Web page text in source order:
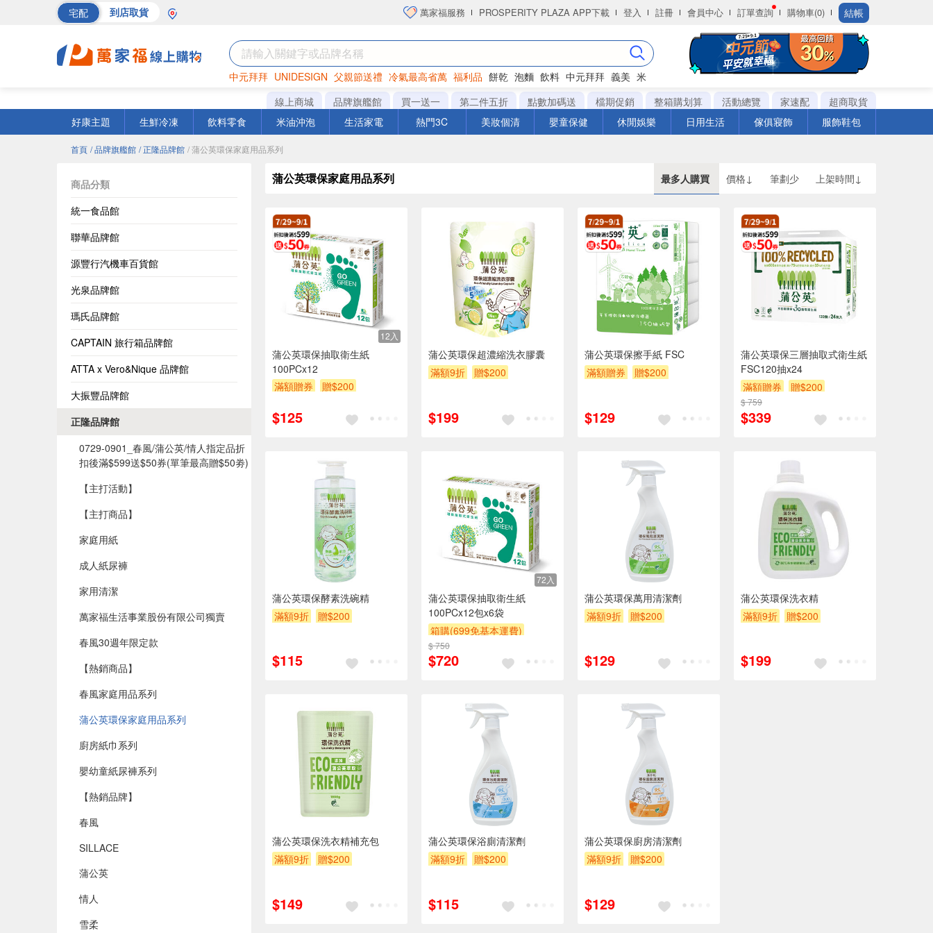
宅配 到店取貨 萬家福服務 PROSPERITY PLAZA APP下載 登入 註冊 會員中心 訂單查詢 購物車(0) 結帳
中元拜拜 UNIDESIGN 父親節送禮 冷氣最高省萬 福利品 餅乾 泡麵 飲料 中元拜拜 義美 米
罐頭 海苔 洋芋片
線上商城 品牌旗艦館 買一送一 第二件五折 點數加碼送 檔期促銷 整箱購划算 活動總覽 家速配
超商取貨
好康主題
生鮮冷凍 飲料零食 米油沖泡 生活家電 熱門3C 美妝個清 嬰童保健 休閒娛樂 日用生活 傢俱寢飾 服飾鞋包
首頁 / 品牌旗艦館 / 正隆品牌館 / 蒲公英環保家庭用品系列
商品分類
統一食品館
聯華品牌館
源豐行汽機車百貨館
光泉品牌館
瑪氏品牌館
CAPTAIN 旅行箱品牌館
ATTA x Vero&Nique 品牌館
大振豐品牌館
正隆品牌館
0729-0901_春風/蒲公英/情人指定品折
扣後滿$599送$50券(單筆最高贈$50劵)​
【主打活動】
【主打商品】
家庭用紙
成人紙尿褲
家用清潔
萬家福生活事業股份有限公司獨賣
春風30週年限定款
【熱銷商品】
春風家庭用品系列
蒲公英環保家庭用品系列
廚房紙巾系列
嬰幼童紙尿褲系列
【熱銷品牌】
春風
SILLACE
蒲公英
情人
雪柔
蒲公英環保家庭用品系列 最多人購買 價格↓ 筆劃少 上架時間↓
12入
蒲公英環保抽取衛生紙
100PCx12
滿額贈券
贈$200
$125
蒲公英環保超濃縮洗衣膠囊
滿額9折
贈$200
$199
蒲公英環保擦手紙 FSC
滿額贈券
贈$200
$129
蒲公英環保三層抽取式衛生紙
FSC120抽x24
滿額贈券
贈$200
$ 759
$339
蒲公英環保酵素洗碗精
滿額9折
贈$200
$115
72入
蒲公英環保抽取衛生紙
100PCx12包x6袋
箱購(699免基本運費)
贈$200
$ 750
$720
蒲公英環保萬用清潔劑
滿額9折
贈$200
$129
蒲公英環保洗衣精
滿額9折
贈$200
$199
蒲公英環保洗衣精補充包
滿額9折
贈$200
$149
蒲公英環保浴廁清潔劑
滿額9折
贈$200
$115
蒲公英環保廚房清潔劑
滿額9折
贈$200
$129